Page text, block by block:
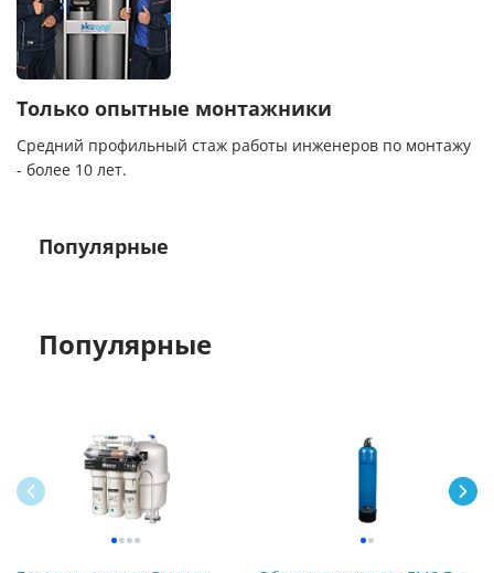
Только опытные монтажники
Средний профильный стаж работы инженеров по монтажу
- более 10 лет.
Популярные
Популярные